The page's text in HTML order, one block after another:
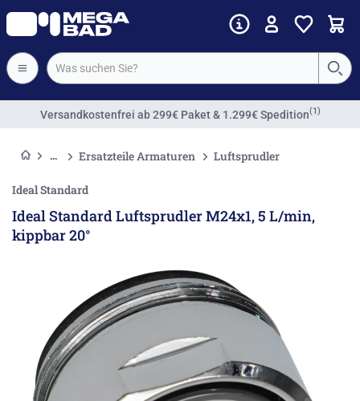
Versandkostenfrei ab 299€ Paket & 1.299€ Spedition(1)
Ersatzteile Armaturen Luftsprudler
Ideal Standard
Ideal Standard Luftsprudler M24x1, 5 L/min,
kippbar 20°